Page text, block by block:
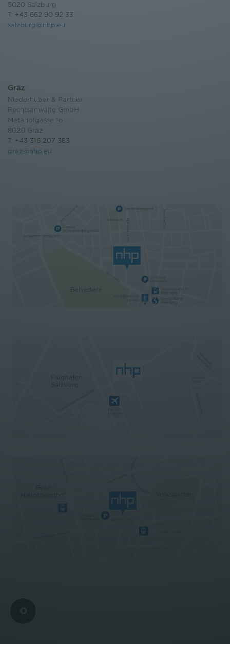
5020 Salzburg
T: +43 662 90 92 33
salzburg@nhp.eu
Graz
Niederhuber & Partner
Rechtsanwälte GmbH
Metahofgasse 16
8020 Graz
T: +43 316 207 383
graz@nhp.eu